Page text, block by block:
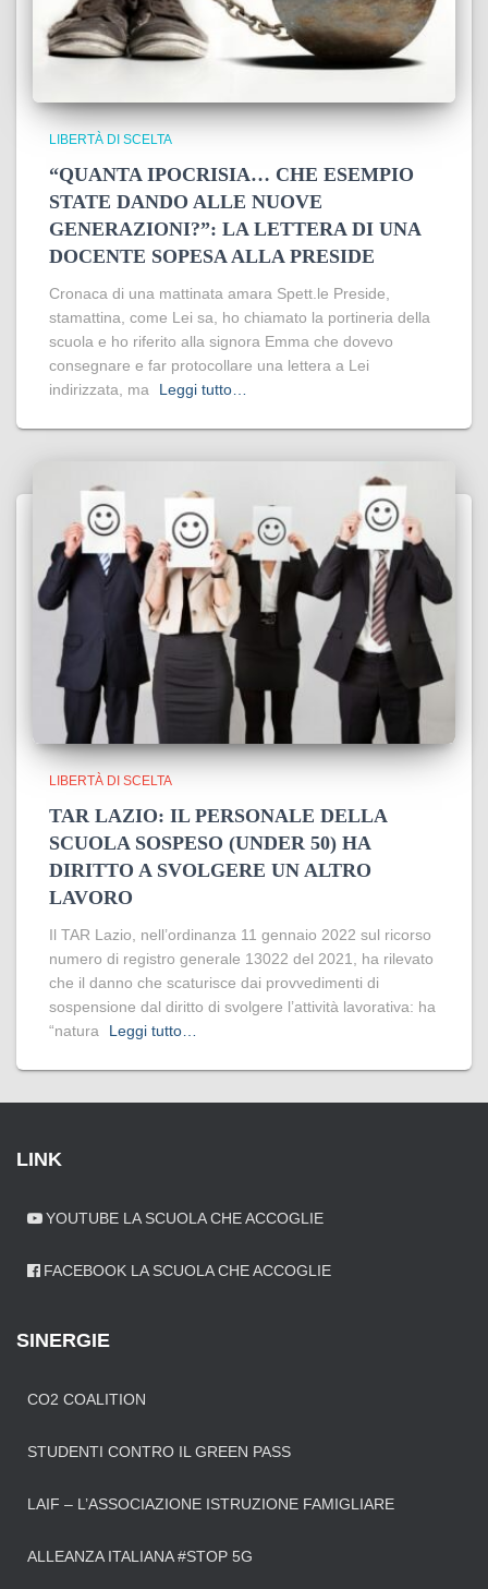
LIBERTÀ DI SCELTA
“QUANTA IPOCRISIA… CHE ESEMPIO
STATE DANDO ALLE NUOVE
GENERAZIONI?”: LA LETTERA DI UNA
DOCENTE SOPESA ALLA PRESIDE
Cronaca di una mattinata amara Spett.le Preside,
stamattina, come Lei sa, ho chiamato la portineria della
scuola e ho riferito alla signora Emma che dovevo
consegnare e far protocollare una lettera a Lei
indirizzata, ma
Leggi tutto…
LIBERTÀ DI SCELTA
TAR LAZIO: IL PERSONALE DELLA
SCUOLA SOSPESO (UNDER 50) HA
DIRITTO A SVOLGERE UN ALTRO
LAVORO
Il TAR Lazio, nell’ordinanza 11 gennaio 2022 sul ricorso
numero di registro generale 13022 del 2021, ha rilevato
che il danno che scaturisce dai provvedimenti di
sospensione dal diritto di svolgere l’attività lavorativa: ha
“natura
Leggi tutto…
LINK
YOUTUBE LA SCUOLA CHE ACCOGLIE
FACEBOOK LA SCUOLA CHE ACCOGLIE
SINERGIE
CO2 COALITION
STUDENTI CONTRO IL GREEN PASS
LAIF – L’ASSOCIAZIONE ISTRUZIONE FAMIGLIARE
ALLEANZA ITALIANA #STOP 5G